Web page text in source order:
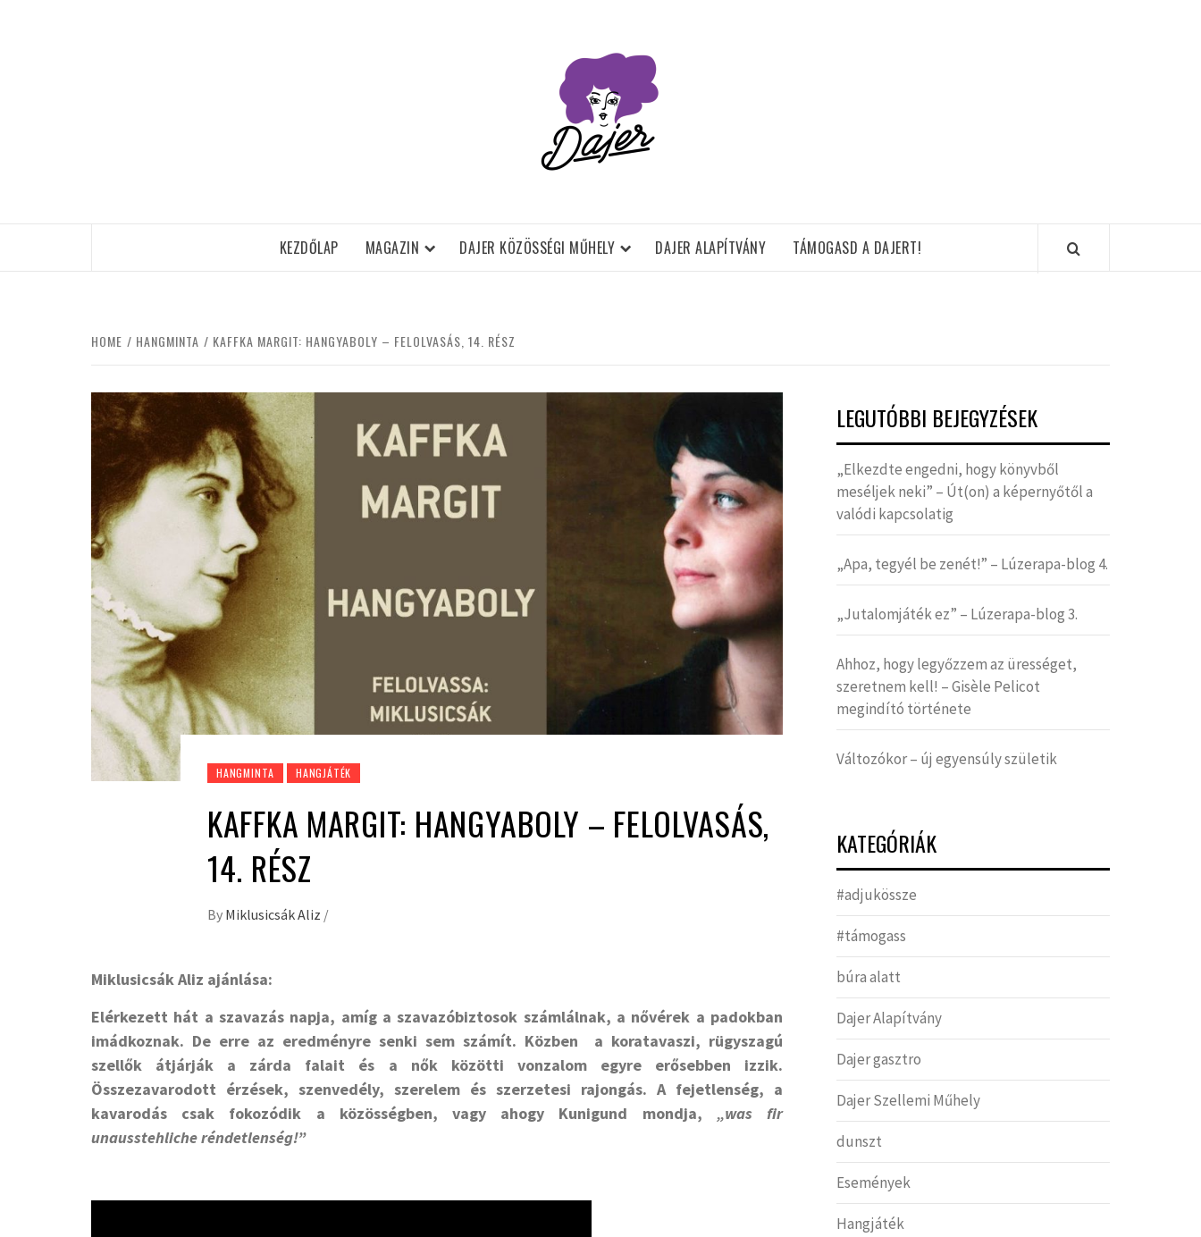
KEZDŐLAP MAGAZIN DAJER KÖZÖSSÉGI MŰHELY DAJER ALAPÍTVÁNY TÁMOGASD A DAJERT!
HOME HANGMINTA KAFFKA MARGIT: HANGYABOLY – FELOLVASÁS, 14. RÉSZ
HANGMINTA HANGJÁTÉK
KAFFKA MARGIT: HANGYABOLY – FELOLVASÁS,
14. RÉSZ
By Miklusicsák Aliz /
Miklusicsák Aliz ajánlása:
Elérkezett hát a szavazás napja, amíg a szavazóbiztosok számlálnak, a nővérek a padokban
imádkoznak. De erre az eredményre senki sem számít. Közben a koratavaszi, rügyszagú
szellők átjárják a zárda falait és a nők közötti vonzalom egyre erősebben izzik.
Összezavarodott érzések, szenvedély, szerelem és szerzetesi rajongás. A fejetlenség, a
kavarodás csak fokozódik a közösségben, vagy ahogy Kunigund mondja, „was fir
unausstehliche réndetlenség!”
LEGUTÓBBI BEJEGYZÉSEK
„Elkezdte engedni, hogy könyvből
meséljek neki” – Út(on) a képernyőtől a
valódi kapcsolatig
„Apa, tegyél be zenét!” – Lúzerapa-blog 4.
„Jutalomjáték ez” – Lúzerapa-blog 3.
Ahhoz, hogy legyőzzem az ürességet,
szeretnem kell! – Gisèle Pelicot
megindító története
Változókor – új egyensúly születik
KATEGÓRIÁK
#adjukössze
#támogass
búra alatt
Dajer Alapítvány
Dajer gasztro
Dajer Szellemi Műhely
dunszt
Események
Hangjáték